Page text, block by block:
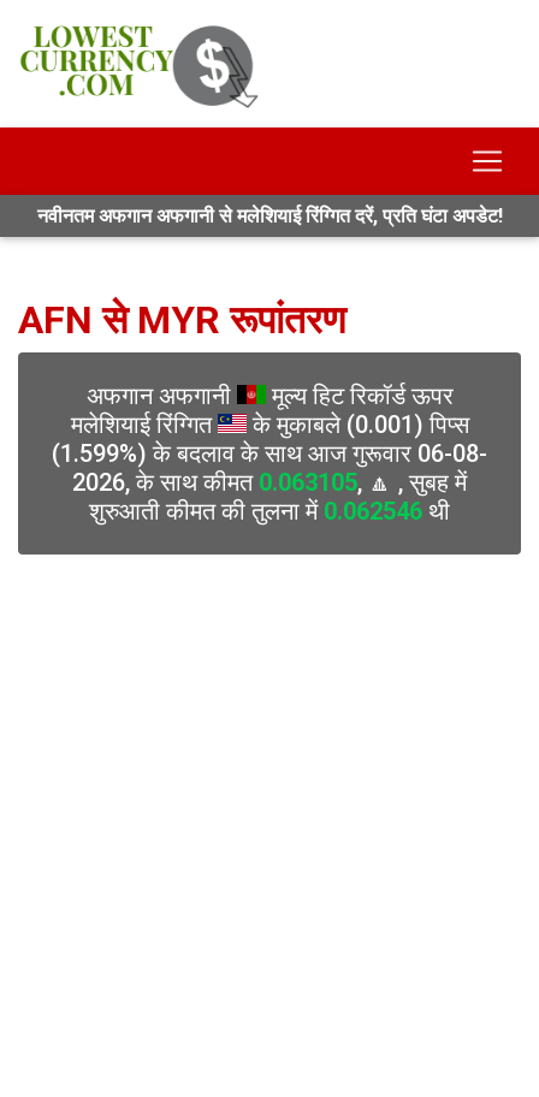
नवीनतम अफगान अफगानी से मलेशियाई रिंग्गित दरें, प्रति घंटा अपडेट!
AFN से MYR रूपांतरण
अफगान अफगानी
मूल्य हिट रिकॉर्ड ऊपर
मलेशियाई रिंग्गित
के मुकाबले (0.001) पिप्स
(1.599%) के बदलाव के साथ आज गुरूवार 06-08-
2026, के साथ कीमत 0.063105, 🔼 , सुबह में
शुरुआती कीमत की तुलना में 0.062546 थी